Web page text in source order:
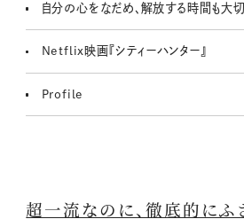
自分の心をなだめ、解放する時間も大
Netflix映画『シティーハンター』
Profile
超一流なのに、徹底的にふ